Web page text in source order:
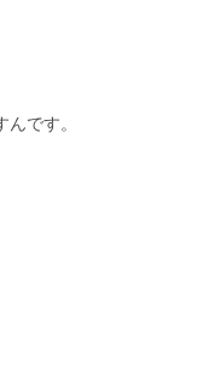
です。